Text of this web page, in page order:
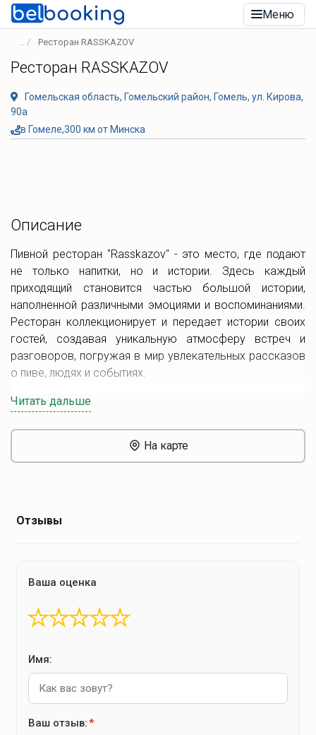
Меню
Ресторан RASSKAZOV
Ресторан RASSKAZOV
Гомельская область, Гомельский район, Гомель, ул. Кирова,
90а
в Гомеле,300 км от Минска
Описание
Пивной ресторан "Rasskazov" - это место, где подают
не только напитки, но и истории. Здесь каждый
приходящий становится частью большой истории,
наполненной различными эмоциями и воспоминаниями.
Ресторан коллекционирует и передает истории своих
гостей, создавая уникальную атмосферу встреч и
разговоров, погружая в мир увлекательных рассказов
о пиве, людях и событиях.
Читать дальше
На карте
Отзывы
Ваша оценка
★
★
★
★
★
Имя:
Ваш отзыв:*